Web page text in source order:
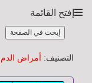
طبيبك
إفتح القائمة
إبحث في الصفحة
التصنيف: أمراض الدم